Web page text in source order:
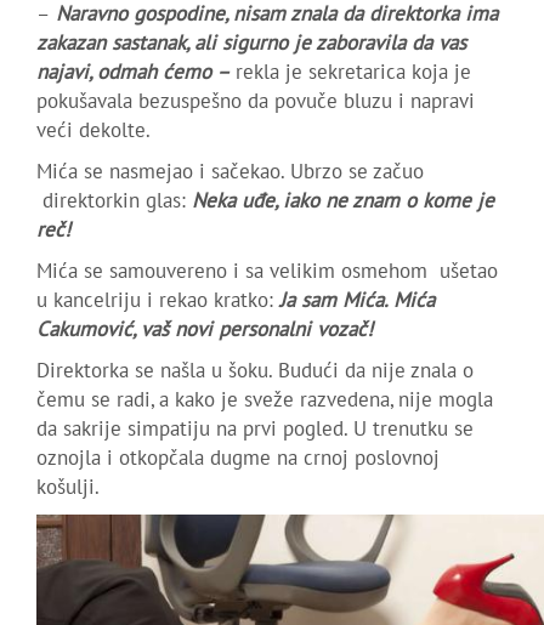
– Naravno gospodine, nisam znala da direktorka ima
zakazan sastanak, ali sigurno je zaboravila da vas
najavi, odmah ćemo–rekla je sekretarica koja je
pokušavala bezuspešno da povuče bluzu i napravi
veći dekolte.
Mića se nasmejao i sačekao. Ubrzo se začuo
direktorkin glas: Neka uđe, iako ne znam o kome je
reč!
Mića se samouvereno i sa velikim osmehom ušetao
u kancelriju i rekao kratko:Ja sam Mića. Mića
Cakumović, vaš novi personalni vozač!
Direktorka se našla u šoku. Budući da nije znala o
čemu se radi, a kako je sveže razvedena, nije mogla
da sakrije simpatiju na prvi pogled. U trenutku se
oznojla i otkopčala dugme na crnoj poslovnoj
košulji.